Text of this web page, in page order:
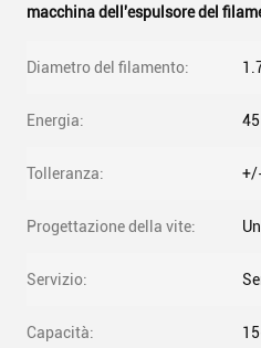
macchina dell'espulsore del
Diametro del filamento:
Energia:
Tolleranza:
Progettazione della vite:
Servizio:
Capacità: